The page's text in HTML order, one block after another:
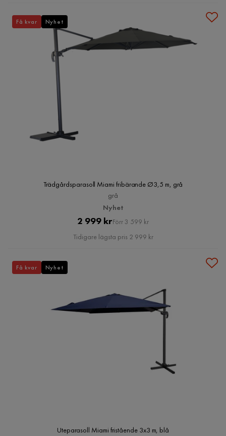
Trädgårdsparasoll Miami fribärande Ø3,5 m, grå
grå
Nyhet
Pris
2 999 krOriginal
Pris
Förr 3 599 kr
Tidigare lägsta pris 2 999 kr
Få kvar Nyhet
Uteparasoll Miami fristående 3x3 m, blå
Få kvar Nyhet